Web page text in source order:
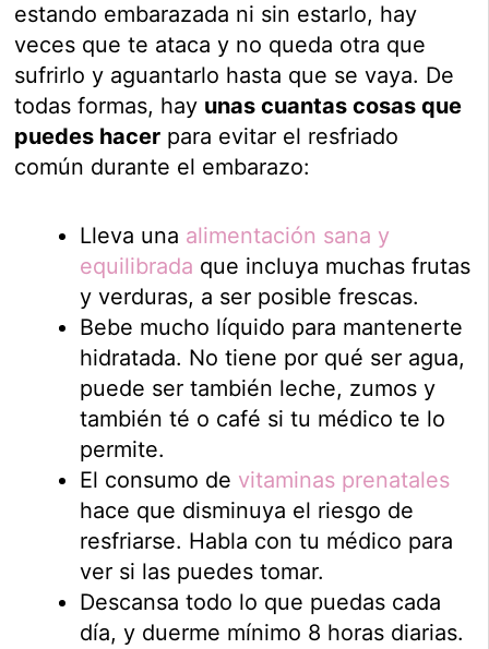
estando embarazada ni sin estarlo, hay
veces que te ataca y no queda otra que
sufrirlo y aguantarlo hasta que se vaya. De
todas formas, hay unas cuantas cosas que
puedes hacer para evitar el resfriado
común durante el embarazo:
Lleva una alimentación sana y
equilibrada que incluya muchas frutas
y verduras, a ser posible frescas.
Bebe mucho líquido para mantenerte
hidratada. No tiene por qué ser agua,
puede ser también leche, zumos y
también té o café si tu médico te lo
permite.
El consumo de vitaminas prenatales
hace que disminuya el riesgo de
resfriarse. Habla con tu médico para
ver si las puedes tomar.
Descansa todo lo que puedas cada
día, y duerme mínimo 8 horas diarias.